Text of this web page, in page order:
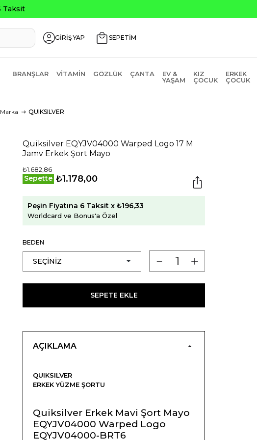
GİRİŞ YAP SEPETİM
BRANŞLAR VITAMIN GÖZLÜK ÇANTA
EV &
YAŞAM
KIZ
ÇOCUK
ERKEK
ÇOCUK
Marka QUIKSILVER
Quiksilver EQYJV04000 Warped Logo 17 M
Jamv Erkek Şort Mayo
₺1.682,86
Sepette ₺1.178,00
Peşin Fiyatına 6 Taksit x ₺196,33
Worldcard ve Bonus'a Özel
BEDEN
SEPETE EKLE
AÇIKLAMA
QUIKSILVER
ERKEK YÜZME ŞORTU
Quiksilver Erkek Mavi Şort Mayo
EQYJV04000 Warped Logo
EQYJV04000-BRT6